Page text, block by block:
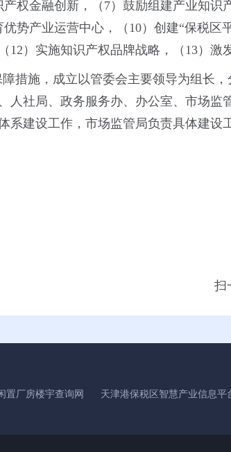
权金融创新，（7）鼓励组建产业知
势产业运营中心，（10）创建“保税
12）实施知识产权品牌战略，（13）激
措施，成立以管委会主要领导为组长
人社局、政务服务办、办公室、市场
系建设工作，市场监管局负责具体建设
扫
置厂房楼宇查询网 天津港保税区智慧产业信息平